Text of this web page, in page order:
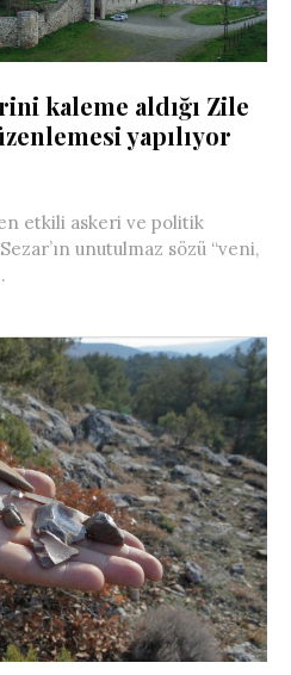
kaleme aldığı Zile
yapılıyor
etkili askeri ve politik
unutulmaz sözü “veni,